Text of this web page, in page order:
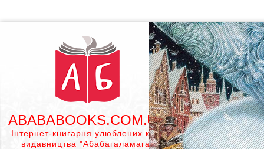
ABABABOOKS.COM.UA
Інтернет-книгарня улюблених книг
видавництва "Абабагаламага"